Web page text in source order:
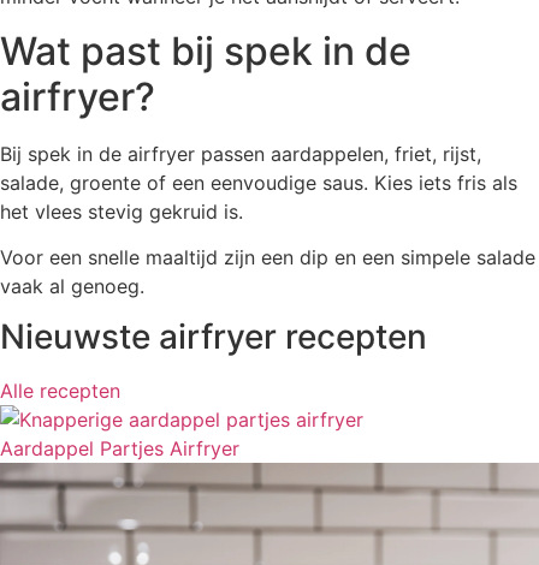
Wat past bij spek in de
airfryer?
Bij spek in de airfryer passen aardappelen, friet, rijst,
salade, groente of een eenvoudige saus. Kies iets fris als
het vlees stevig gekruid is.
Voor een snelle maaltijd zijn een dip en een simpele salade
vaak al genoeg.
Nieuwste airfryer recepten
Alle recepten
Aardappel Partjes Airfryer